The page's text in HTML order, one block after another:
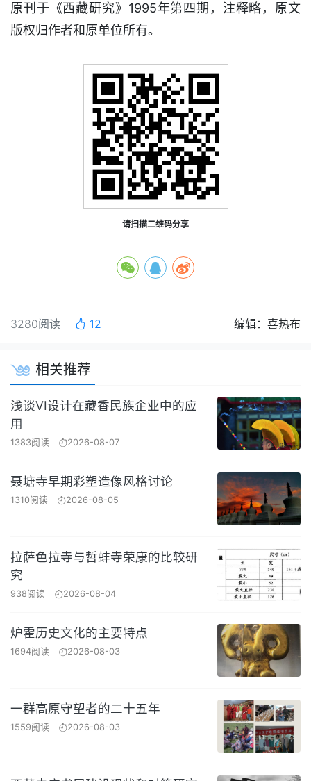
原刊于《西藏研究》1995年第四期，注释略，原文
版权归作者和原单位所有。
请扫描二维码分享
3280阅读 12 编辑：喜热布
相关推荐
浅谈VI设计在藏香民族企业中的应
用
1383阅读 2026-08-07
聂塘寺早期彩塑造像风格讨论
1310阅读 2026-08-05
拉萨色拉寺与哲蚌寺荣康的比较研
究
938阅读 2026-08-04
炉霍历史文化的主要特点
1694阅读 2026-08-03
一群高原守望者的二十五年
1559阅读 2026-08-03